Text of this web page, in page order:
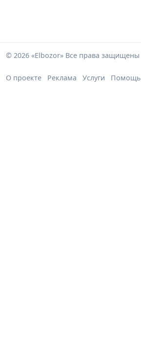
© 2026 «Elbozor» Все права защищены
О проекте Реклама Услуги Помощь